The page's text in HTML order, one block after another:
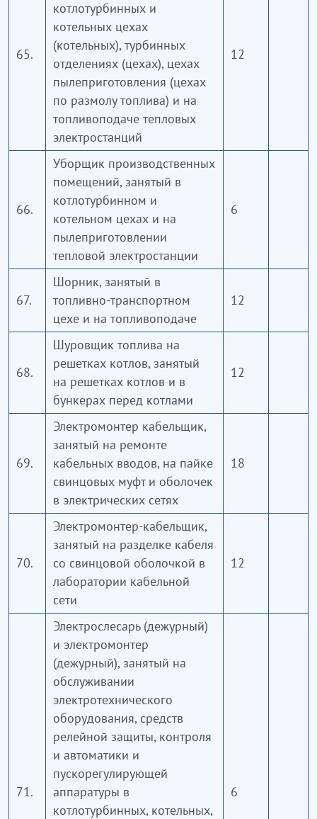
65.
котлотурбинных и
котельных цехах
(котельных), турбинных
отделениях (цехах), цехах
пылеприготовления (цехах
по размолу топлива) и на
топливоподаче тепловых
электростанций
12
66.
Уборщик производственных
помещений, занятый в
котлотурбинном и
котельном цехах и на
пылеприготовлении
тепловой электростанции
6
67.
Шорник, занятый в
топливно-транспортном
цехе и на топливоподаче
12
68.
Шуровщик топлива на
решетках котлов, занятый
на решетках котлов и в
бункерах перед котлами
12
69.
Электромонтер кабельщик,
занятый на ремонте
кабельных вводов, на пайке
свинцовых муфт и оболочек
в электрических сетях
18
70.
Электромонтер-кабельщик,
занятый на разделке кабеля
со свинцовой оболочкой в
лаборатории кабельной
сети
12
71.
Электрослесарь (дежурный)
и электромонтер
(дежурный), занятый на
обслуживании
электротехнического
оборудования, средств
релейной защиты, контроля
и автоматики и
пускорегулирующей
аппаратуры в
котлотурбинных, котельных,
6